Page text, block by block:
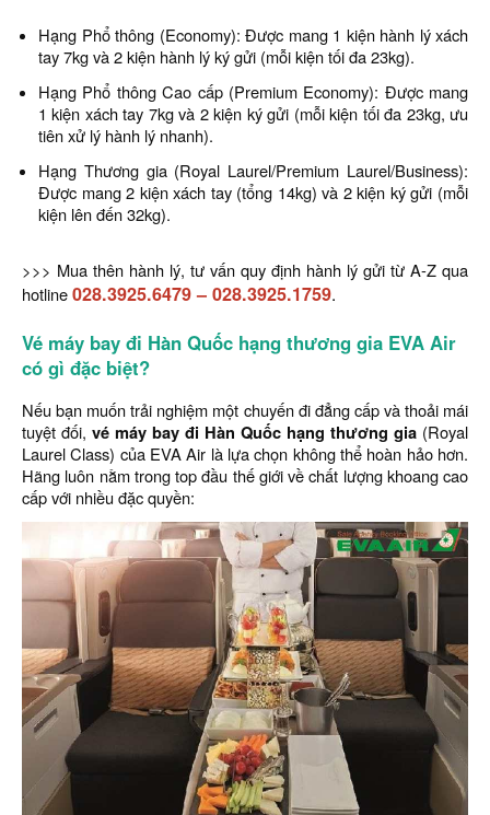
Hạng Phổ thông (Economy): Được mang 1 kiện hành lý xách
tay 7kg và 2 kiện hành lý ký gửi (mỗi kiện tối đa 23kg).
Hạng Phổ thông Cao cấp (Premium Economy): Được mang
1 kiện xách tay 7kg và 2 kiện ký gửi (mỗi kiện tối đa 23kg, ưu
tiên xử lý hành lý nhanh).
Hạng Thương gia (Royal Laurel/Premium Laurel/Business):
Được mang 2 kiện xách tay (tổng 14kg) và 2 kiện ký gửi (mỗi
kiện lên đến 32kg).
>>> Mua thên hành lý, tư vấn quy định hành lý gửi từ A-Z qua
hotline028.3925.6479– 028.3925.1759.
Vé máy bay đi Hàn Quốc hạng thương gia EVA Air
có gì đặc biệt?
Nếu bạn muốn trải nghiệm một chuyến đi đẳng cấp và thoải mái
tuyệt đối, vé máy bay đi Hàn Quốc hạng thương gia (Royal
Laurel Class) của EVA Air là lựa chọn không thể hoàn hảo hơn.
Hãng luôn nằm trong top đầu thế giới về chất lượng khoang cao
cấp với nhiều đặc quyền: